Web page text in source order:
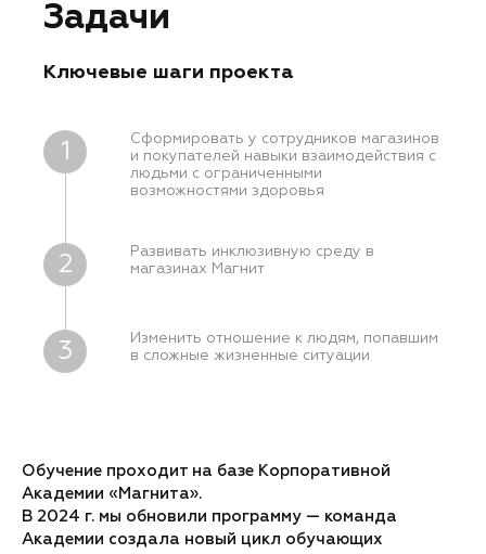
Задачи
Ключевые шаги проекта
1
Сформировать у сотрудников магазинов
и покупателей навыки взаимодействия с
людьми с ограниченными
возможностями здоровья
2
Развивать инклюзивную среду в
магазинах Магнит
3
Изменить отношение к людям, попавшим
в сложные жизненные ситуации
Обучение проходит на базе Корпоративной
Академии «Магнита».
В 2024 г. мы обновили программу — команда
Академии создала новый цикл обучающих